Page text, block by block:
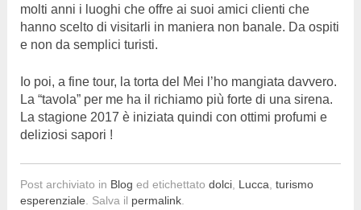
molti anni i luoghi che offre ai suoi amici clienti che
hanno scelto di visitarli in maniera non banale. Da ospiti
e non da semplici turisti.
Io poi, a fine tour, la torta del Mei l’ho mangiata davvero.
La “tavola” per me ha il richiamo più forte di una sirena.
La stagione 2017 è iniziata quindi con ottimi profumi e
deliziosi sapori !
Post archiviato in Blog ed etichettato dolci, Lucca turismo
esperenziale . Salva il permalink.